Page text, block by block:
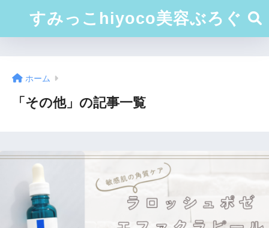
すみっこhiyoco美容ぶろぐ
ホーム
「その他」の記事一覧